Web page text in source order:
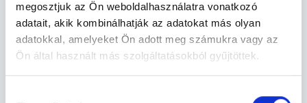
megosztjuk az Ön weboldalhasználatra vonatkozó
adatait, akik kombinálhatják az adatokat más olyan
adatokkal, amelyeket Ön adott meg számukra vagy az
Ön által használt más szolgáltatásokból gyűjtöttek.
Nemigyógyász Debrecen -
Nemigyógyászat